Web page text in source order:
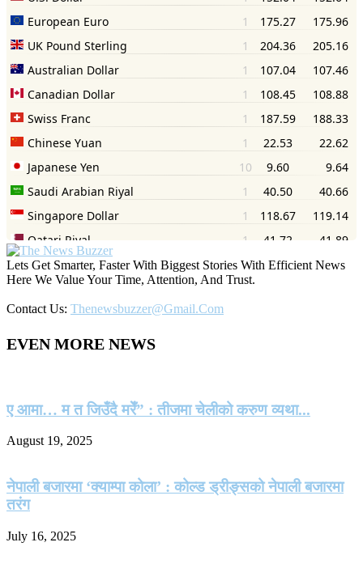
Lets Get Smarter, Faster With Biggest Stories With Efficient News
Here We Value Your Time, Attention, And Trust.
Contact Us: Thenewsbuzzer@gmail.com
EVEN MORE NEWS
ए आमा… म त जिउँदै मरेँ” : तीजमा चेलीको करुण व्यथा...
August 19, 2025
नेपाली बजारमा ‘क्याम्पा कोला’ : कोल्ड ड्रीङ्सको नेपाली बजारमा
तरंग
July 16, 2025